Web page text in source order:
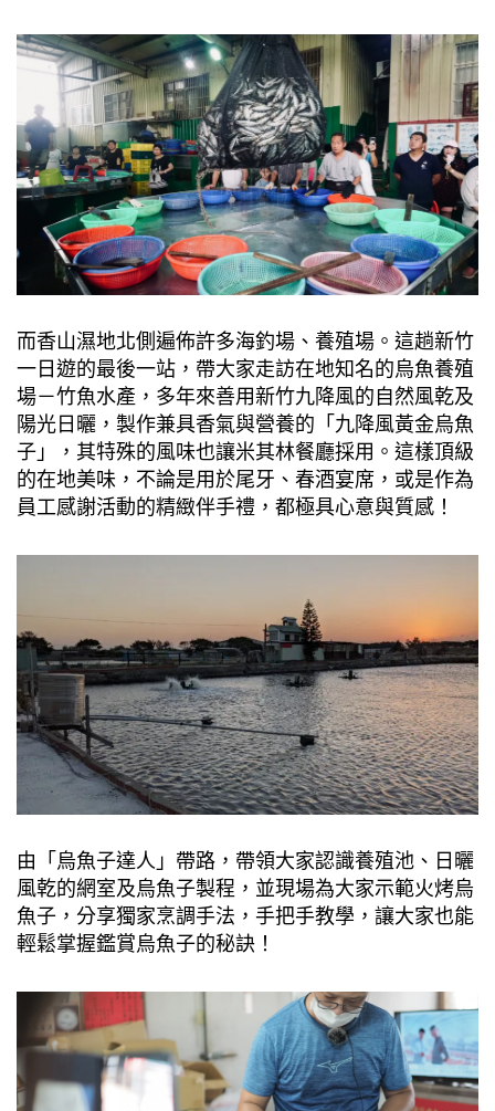
而香山濕地北側遍佈許多海釣場、養殖場。這趟新竹
一日遊的最後一站，帶大家走訪在地知名的烏魚養殖
場－竹魚水產，多年來善用新竹九降風的自然風乾及
陽光日曬，製作兼具香氣與營養的「九降風黃金烏魚
子」，其特殊的風味也讓米其林餐廳採用。這樣頂級
的在地美味，不論是用於尾牙、春酒宴席，或是作為
員工感謝活動的精緻伴手禮，都極具心意與質感！
由「烏魚子達人」帶路，帶領大家認識養殖池、日曬
風乾的網室及烏魚子製程，並現場為大家示範火烤烏
魚子，分享獨家烹調手法，手把手教學，讓大家也能
輕鬆掌握鑑賞烏魚子的秘訣！